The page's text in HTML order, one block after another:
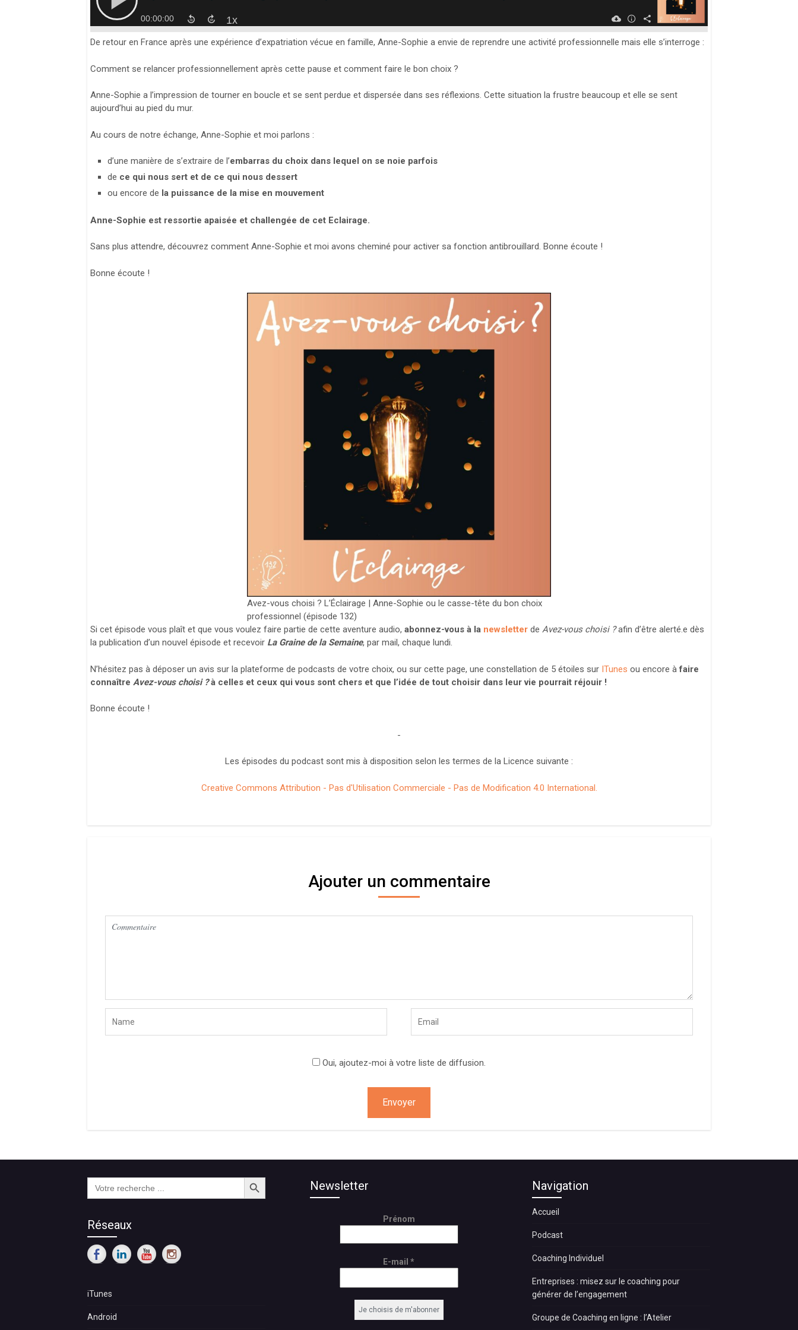
De retour en France après une expérience d’expatriation vécue en famille, Anne-Sophie a envie de reprendre une activité professionnelle mais elle s’interroge :
Comment se relancer professionnellement après cette pause et comment faire le bon choix ?
Anne-Sophie a l’impression de tourner en boucle et se sent perdue et dispersée dans ses réflexions. Cette situation la frustre beaucoup et elle se sent
aujourd’hui au pied du mur.
Au cours de notre échange, Anne-Sophie et moi parlons :
d’une manière de s’extraire de l’embarras du choix dans lequel on se noie parfois
de ce qui nous sert et de ce qui nous dessert
ou encore de la puissance de la mise en mouvement
Anne-Sophie est ressortie apaisée et challengée de cet Eclairage.
Sans plus attendre, découvrez comment Anne-Sophie et moi avons cheminé pour activer sa fonction antibrouillard. Bonne écoute !
Bonne écoute !
Avez-vous choisi ? L’Éclairage | Anne-Sophie ou le casse-tête du bon choix
professionnel (épisode 132)
Si cet épisode vous plaît et que vous voulez faire partie de cette aventure audio, abonnez-vous à la newsletter de Avez-vous choisi ?afin d’être alerté.e dès
la publication d’un nouvel épisode et recevoir La Graine de la Semaine, par mail, chaque lundi.
N’hésitez pas à déposer un avis sur la plateforme de podcasts de votre choix, ou sur cette page, une constellation de 5 étoiles sur ITunes ou encore àfaire
connaître Avez-vous choisi ?à celles et ceux qui vous sont chers et que l’idée de tout choisir dans leur vie pourrait réjouir !
Bonne écoute !
-
Les épisodes du podcast sont mis à disposition selon les termes de la Licence suivante :
Creative Commons Attribution - Pas d'Utilisation Commerciale - Pas de Modification 4.0 International.
Ajouter un commentaire
Oui, ajoutez-moi à votre liste de diffusion.
Search
for:
Search Button
Réseaux
iTunes
Android
Newsletter
Prénom
E-mail*
Navigation
Accueil
Podcast
Coaching Individuel
Entreprises : misez sur le coaching pour
générer de l’engagement
Groupe de Coaching en ligne : l’Atelier